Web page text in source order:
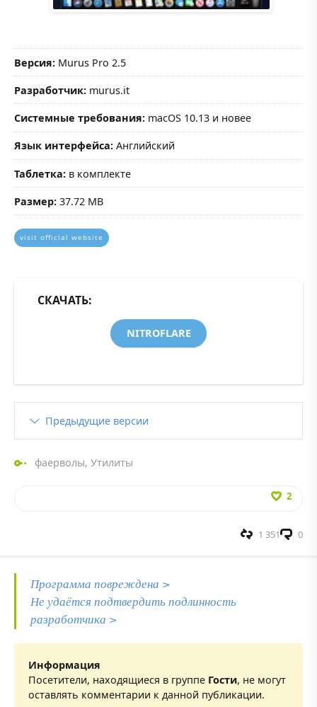
Версия: Murus Pro 2.5
Разработчик: murus.it
Системные требования: macOS 10.13 и новее
Язык интерфейса: Английский
Таблетка: в комплекте
Размер: 37.72 MB
visit official website
СКАЧАТЬ:
NITROFLARE
Предыдущие версии
фаерволы, Утилиты
2
0
1 351
Программа повреждена >
Не удаётся подтвердить подлинность
разработчика >
Информация
Посетители, находящиеся в группе Гости, не могут
оставлять комментарии к данной публикации.